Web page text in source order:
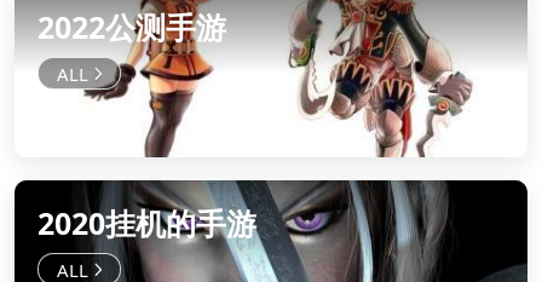
2022公测手游
2020挂机的手游